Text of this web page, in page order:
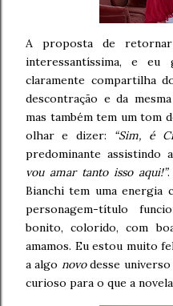
A proposta de
interessantíssima, e
claramente compartilha
descontração e da
mas também tem um tom
olhar e dizer:
“Sim, é
predominante
vou amar tanto isso aqui!”
Bianchi tem uma energia
personagem-título
bonito, colorido, com
amamos. Eu estou muito
a algo novodesse universo
curioso para o que a